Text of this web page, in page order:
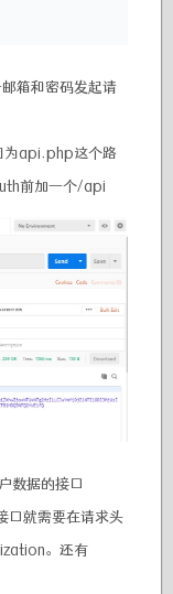
箱和密码发起请
api.php这个路
前加一个/api
数据的接口
就需要在请求头
。还有